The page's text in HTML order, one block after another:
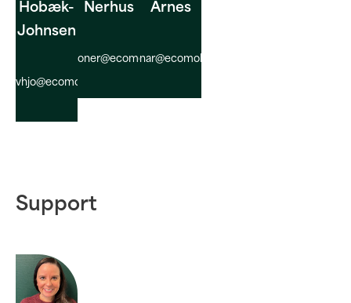
Hobæk-
Johnsen
vhjo@ecomobility.com
Nerhus
oner@ecomobility.com
Arnes
nar@ecomobility.com
Support